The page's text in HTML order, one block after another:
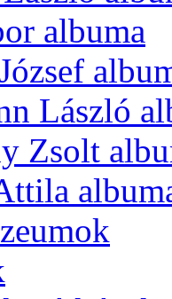
albuma
László
Zsolt